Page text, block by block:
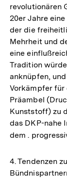
revolutionären
20er Jahre
der die
Mehrheit und
eine
Tradition
anknüpfen,
Vorkämpfer für
Präambel
Kunststoff) zu
das DKP-nahe
dem .
4. Tendenzen